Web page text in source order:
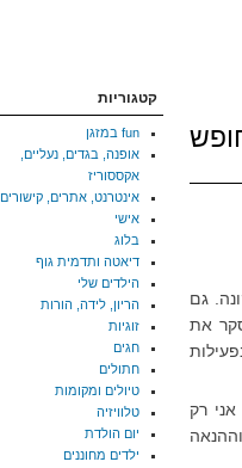
גם
את
אני רק
קטגוריות
fun במזגן
אופנה, בגדים, נעליים,
אקססוריז
אינטרנט, אתרים, קישורים
אישי
בלוג
דיאטה ותדמית גוף
הילדים שלי
הריון, לידה, הורות
זוגיות
חגים
חתולים
טיולים ומקומות
טלוויזיה
יום הולדת
ילדים מחוננים